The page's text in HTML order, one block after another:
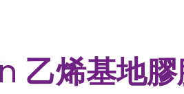
乙烯基地